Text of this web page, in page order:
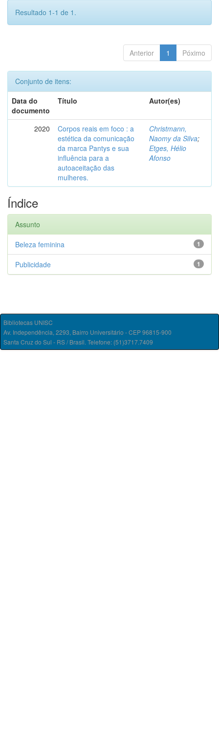
Resultado 1-1 de 1.
Anterior 1 Póximo
Conjunto de itens:
Data do
documento
Título Autor(es)
2020
Corpos reais em foco : a
estética da comunicação
da marca Pantys e sua
influência para a
autoaceitação das
mulheres.
Christmann,
Naomy da Silva;
Etges, Hélio
Afonso
Índice
Assunto
1
Beleza feminina
1
Publicidade
Bibliotecas UNISC
Av. Independência, 2293, Bairro Universitário - CEP 96815-900
Santa Cruz do Sul - RS / Brasil. Telefone: (51)3717.7409